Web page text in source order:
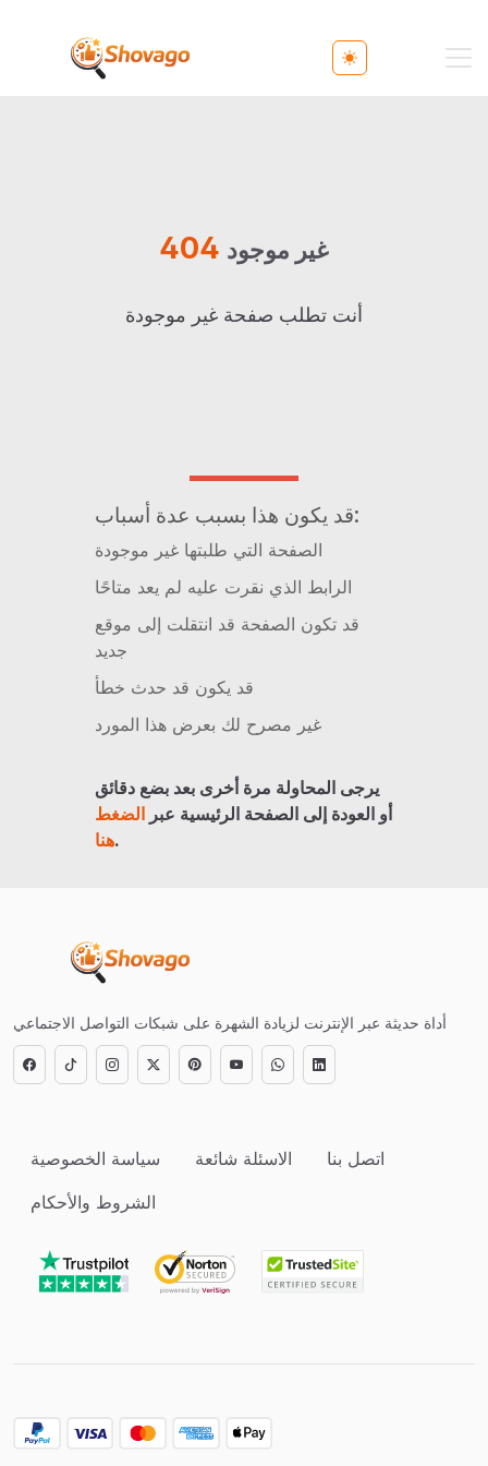
Toggle theme
404 غير موجود
أنت تطلب صفحة غير موجودة
قد يكون هذا بسبب عدة أسباب:
الصفحة التي طلبتها غير موجودة
الرابط الذي نقرت عليه لم يعد متاحًا
قد تكون الصفحة قد انتقلت إلى موقع
جديد
قد يكون قد حدث خطأ
غير مصرح لك بعرض هذا المورد
يرجى المحاولة مرة أخرى بعد بضع دقائق
أو العودة إلى الصفحة الرئيسية عبرالضغط
هنا.
أداة حديثة عبر الإنترنت لزيادة الشهرة على شبكات التواصل الاجتماعي
سياسة الخصوصية الاسئلة شائعة
اتصل بنا
الشروط والأحكام